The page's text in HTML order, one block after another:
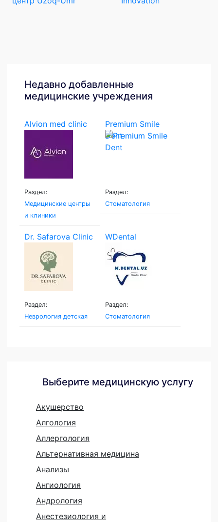
Недавно добавленные
медицинские учреждения
Alvion med clinic
Раздел:
Медицинские центры
и клиники
Premium Smile
Dent
Раздел:
Стоматология
Dr. Safarova Clinic
Раздел:
Неврология детская
WDental
Раздел:
Стоматология
Выберите медицинскую услугу
Акушерство
Алгология
Аллергология
Альтернативная медицина
Анализы
Ангиология
Андрология
Анестезиология и